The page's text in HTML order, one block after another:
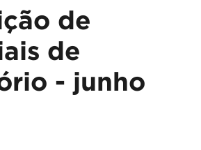
de
de
- junho